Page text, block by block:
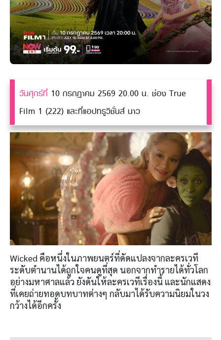
วันศุกร์ที่ 10 กรกฎาคม 2569 20.00 น. ช่อง True
Film 1 (222) และที่แอปทรูวิชั่นส์ นาว
Wicked คือหนึ่งในภาพยนตร์ที่ดัดแปลงจากละครเวที
ระดับตำนานได้ถูกใจคนดูที่สุด นอกจากทำรายได้ทั่วโลก
อย่างมหาศาลแล้ว ยังดันให้ละครเวทีเรื่องนี้ และนักแสดง
ที่เคยถ่ายทอดบทบาทต่างๆ กลับมาได้รับความนิยมในวง
กว้างได้อีกครั้ง